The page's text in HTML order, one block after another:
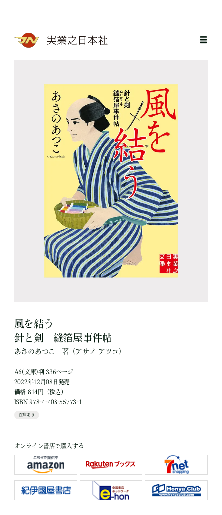
風を結う
針と剣 縫箔屋事件帖
あさのあつこ 著（アサノ アツコ）
A6(文庫)判 336ページ
2022年12月08日発売
価格 814円（税込）
ISBN 978-4-408-55773-1
在庫あり
オンライン書店で購入する